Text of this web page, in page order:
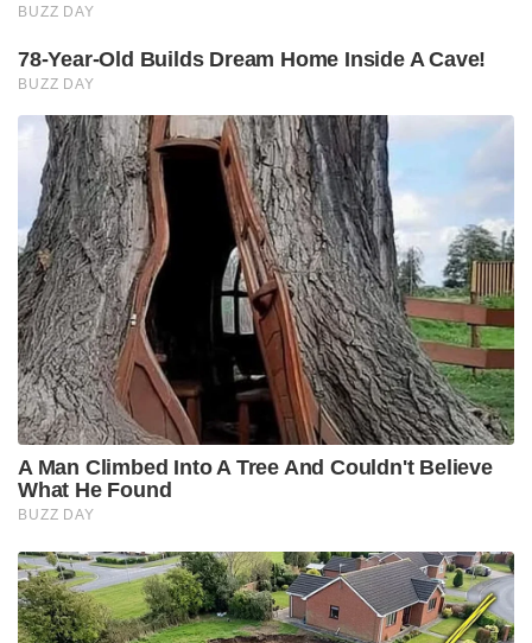
BUZZ DAY
78-Year-Old Builds Dream Home Inside A Cave!
BUZZ DAY
A Man Climbed Into A Tree And Couldn't Believe
What He Found
BUZZ DAY